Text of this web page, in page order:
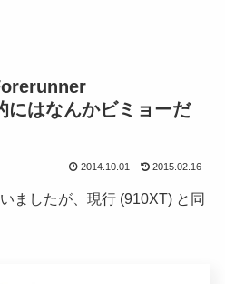
にはなんかビミョーだ
2014.10.01 2015.02.16
ましたが、現行 (910XT) と同